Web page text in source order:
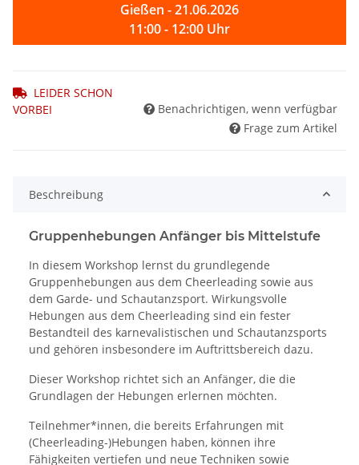
Gießen - 21.06.2026
11:00 - 12:00 Uhr
LEIDER SCHON
VORBEI
Benachrichtigen, wenn verfügbar
Frage zum Artikel
Beschreibung
Gruppenhebungen Anfänger bis Mittelstufe
In diesem Workshop lernst du grundlegende
Gruppenhebungen aus dem Cheerleading sowie aus
dem Garde- und Schautanzsport. Wirkungsvolle
Hebungen aus dem Cheerleading sind ein fester
Bestandteil des karnevalistischen und Schautanzsports
und gehören insbesondere im Auftrittsbereich dazu.
Dieser Workshop richtet sich an Anfänger, die die
Grundlagen der Hebungen erlernen möchten.
Teilnehmer*innen, die bereits Erfahrungen mit
(Cheerleading-)Hebungen haben, können ihre
Fähigkeiten vertiefen und neue Techniken sowie